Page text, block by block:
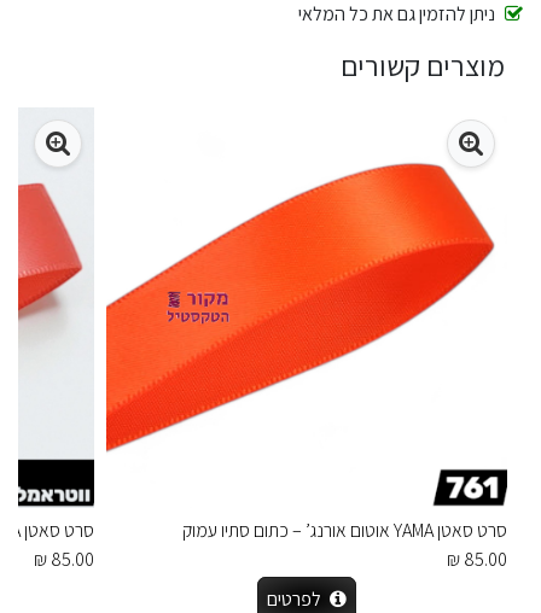
ניתן להזמין גם את כל המלאי
מוצרים קשורים
סרט סאטן YAMA אוטום אורנג’ – כתום סתיו עמוק
85.00 ₪
לפרטים
סרט סאטן YAMA ווטרמלון – ורוד-אדום אביבי
85.00 ₪